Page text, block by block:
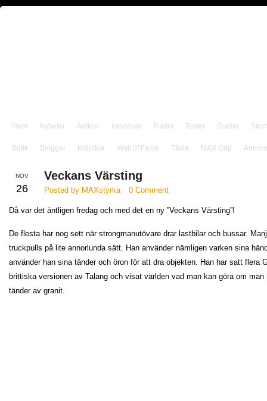
Hem Nyheter Artiklar Intervjuer Radio Tester Guider
Butik Bloggar Krönikor Wall of Fame Tävla MAX Grip
NOV
26
Veckans Värsting
Posted by MAXstyrka 0 Comment
Då var det äntligen fredag och med det en ny ”Veckans Värsting”!
De flesta har nog sett när strongmanutövare drar lastbilar och bussar.
truckpulls på lite annorlunda sätt. Han använder nämligen varken sina
använder han sina tänder och öron för att dra objekten. Han har satt flera
brittiska versionen av Talang och visat världen vad man kan göra om
tänder av granit.